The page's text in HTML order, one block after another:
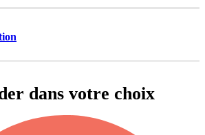
dans votre choix